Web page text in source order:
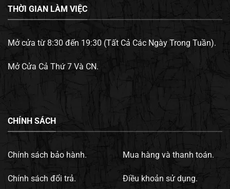
THỜI GIAN LÀM VIỆC
Mở cửa từ 8:30 đến 19:30 (Tất Cả Các Ngày Trong Tuần).
Mở Cửa Cả Thứ 7 Và CN.
CHÍNH SÁCH
Chính sách bảo hành.
Chính sách đổi trả.
Mua hàng và thanh toán.
Điều khoản sử dụng.